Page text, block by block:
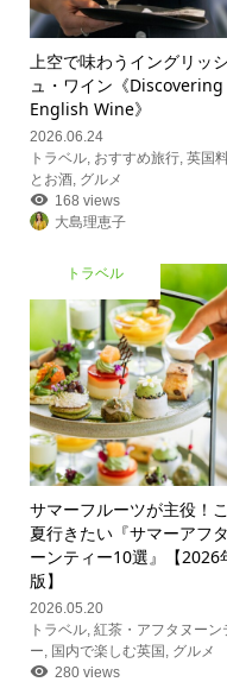
上空で味わうイングリッシ
ュ・ワイン《Discovering
English Wine》
2026.06.24
トラベル, おすすめ旅行, 英国
とお酒, グルメ
168 views
大島理恵子
トラベル
サマーフルーツが主役！
夏行きたい『サマーアフ
ーンティー10選』【2026
版】
2026.05.20
トラベル, 紅茶・アフタヌーン
ー, 国内で楽しむ英国 , グルメ
280 views